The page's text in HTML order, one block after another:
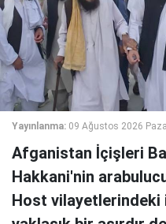
Yayınlanma: 09 Ağustos 2026
Afganistan İçişleri
Hakkani'nin
Host vilayetlerindeki